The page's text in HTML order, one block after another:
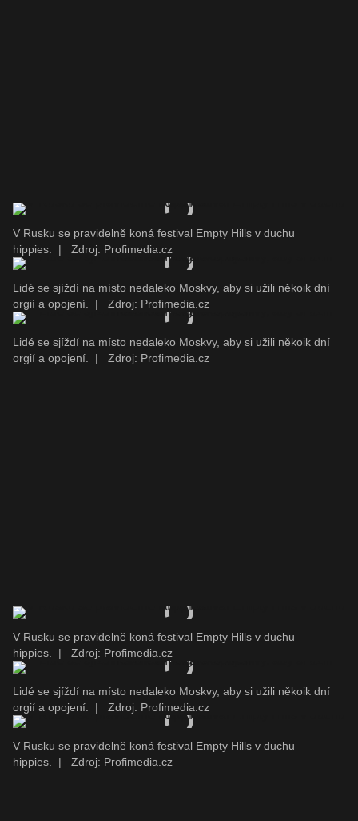
V Rusku se pravidelně koná festival Empty Hills v duchu
hippies.
| Zdroj: Profimedia.cz
Lidé se sjíždí na místo nedaleko Moskvy, aby si užili někoik dní
orgií a opojení.
| Zdroj: Profimedia.cz
Lidé se sjíždí na místo nedaleko Moskvy, aby si užili někoik dní
orgií a opojení.
| Zdroj: Profimedia.cz
V Rusku se pravidelně koná festival Empty Hills v duchu
hippies.
| Zdroj: Profimedia.cz
Lidé se sjíždí na místo nedaleko Moskvy, aby si užili někoik dní
orgií a opojení.
| Zdroj: Profimedia.cz
V Rusku se pravidelně koná festival Empty Hills v duchu
hippies.
| Zdroj: Profimedia.cz